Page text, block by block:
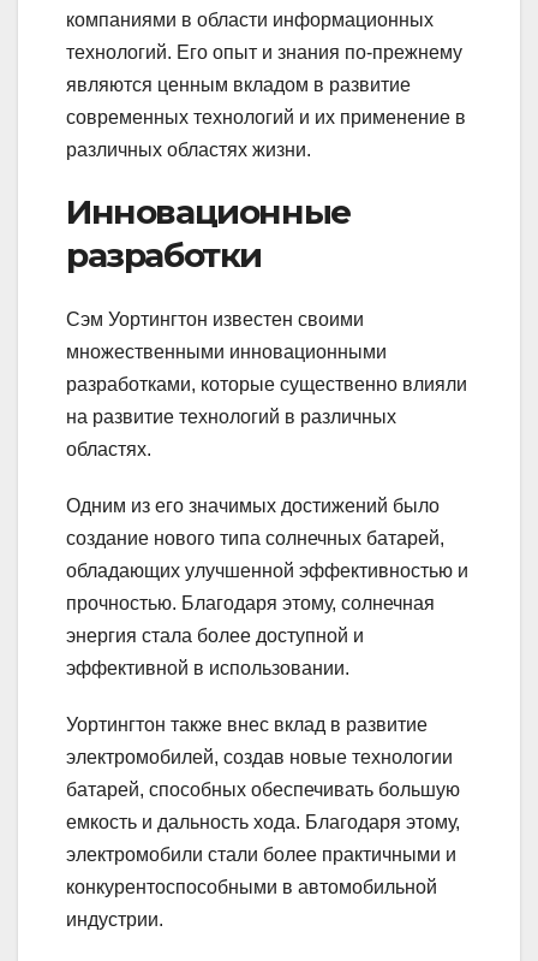
компаниями в области информационных
технологий. Его опыт и знания по-прежнему
являются ценным вкладом в развитие
современных технологий и их применение в
различных областях жизни.
Инновационные
разработки
Сэм Уортингтон известен своими
множественными инновационными
разработками, которые существенно влияли
на развитие технологий в различных
областях.
Одним из его значимых достижений было
создание нового типа солнечных батарей,
обладающих улучшенной эффективностью и
прочностью. Благодаря этому, солнечная
энергия стала более доступной и
эффективной в использовании.
Уортингтон также внес вклад в развитие
электромобилей, создав новые технологии
батарей, способных обеспечивать большую
емкость и дальность хода. Благодаря этому,
электромобили стали более практичными и
конкурентоспособными в автомобильной
индустрии.